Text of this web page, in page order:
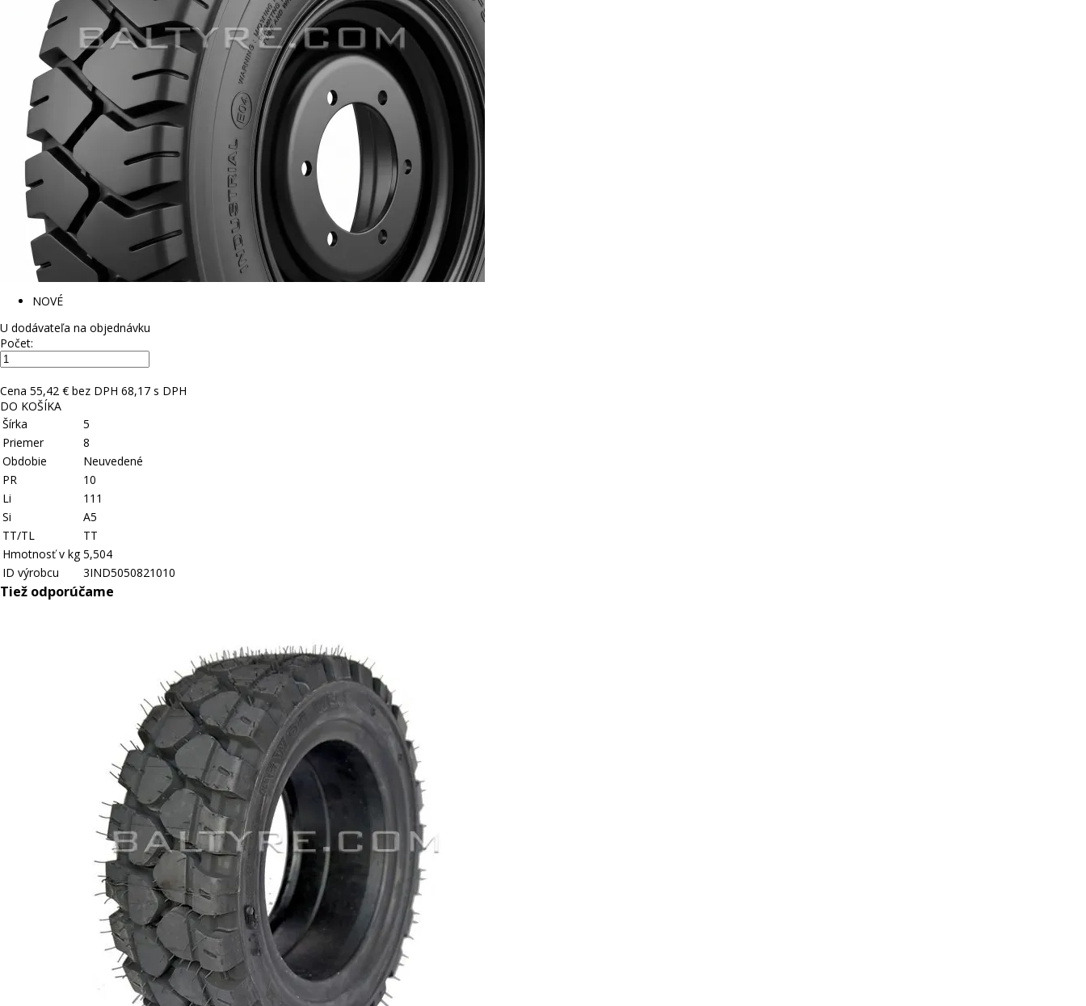
NOVÉ
U dodávateľa na objednávku
Počet:
Cena 55,42 € bez DPH 68,17 s DPH
DO KOŠÍKA
Šírka
5
Priemer
8
Obdobie
Neuvedené
PR
10
Li
111
Si
A5
TT/TL
TT
Hmotnosť v kg 5,504
ID výrobcu
3IND5050821010
Tiež odporúčame